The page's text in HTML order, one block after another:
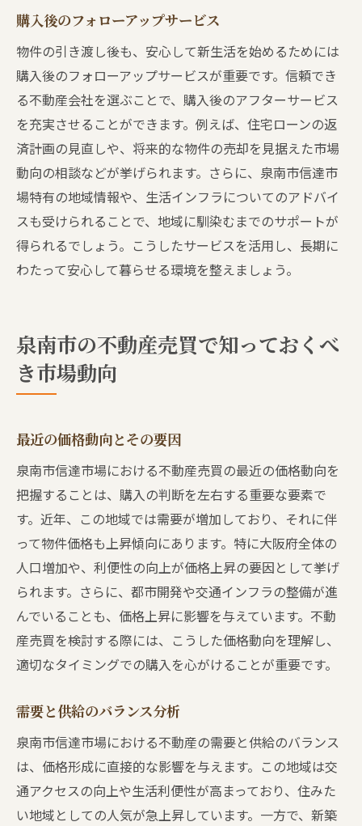
購入後のフォローアップサービス
物件の引き渡し後も、安心して新生活を始めるためには
購入後のフォローアップサービスが重要です。信頼でき
る不動産会社を選ぶことで、購入後のアフターサービス
を充実させることができます。例えば、住宅ローンの返
済計画の見直しや、将来的な物件の売却を見据えた市場
動向の相談などが挙げられます。さらに、泉南市信達市
場特有の地域情報や、生活インフラについてのアドバイ
スも受けられることで、地域に馴染むまでのサポートが
得られるでしょう。こうしたサービスを活用し、長期に
わたって安心して暮らせる環境を整えましょう。
泉南市の不動産売買で知っておくべ
き市場動向
最近の価格動向とその要因
泉南市信達市場における不動産売買の最近の価格動向を
把握することは、購入の判断を左右する重要な要素で
す。近年、この地域では需要が増加しており、それに伴
って物件価格も上昇傾向にあります。特に大阪府全体の
人口増加や、利便性の向上が価格上昇の要因として挙げ
られます。さらに、都市開発や交通インフラの整備が進
んでいることも、価格上昇に影響を与えています。不動
産売買を検討する際には、こうした価格動向を理解し、
適切なタイミングでの購入を心がけることが重要です。
需要と供給のバランス分析
泉南市信達市場における不動産の需要と供給のバランス
は、価格形成に直接的な影響を与えます。この地域は交
通アクセスの向上や生活利便性が高まっており、住みた
い地域としての人気が急上昇しています。一方で、新築